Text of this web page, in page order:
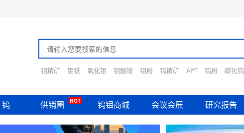
钼精矿 钼铁 氧化钼 钼酸铵 钼粉 钨精矿 APT 钨粉 碳化钨
钨 供销圈 HOT 钨钼商城 会议会展 研究报告